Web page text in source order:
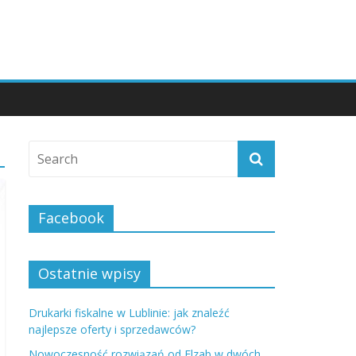
Facebook
Ostatnie wpisy
Drukarki fiskalne w Lublinie: jak znaleźć
najlepsze oferty i sprzedawców?